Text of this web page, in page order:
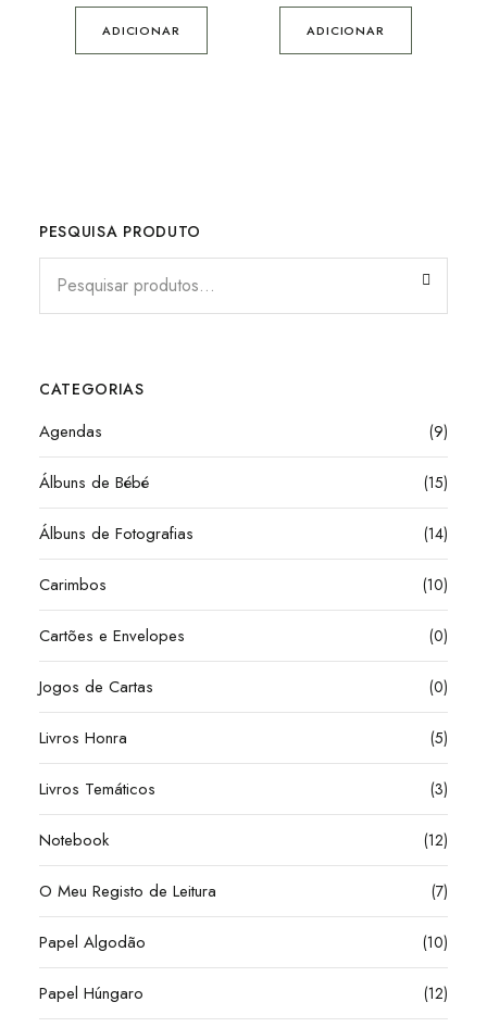
ADICIONAR ADICIONAR
PESQUISA PRODUTO
CATEGORIAS
Agendas (9)
Álbuns de Bébé (15)
Álbuns de Fotografias (14)
Carimbos (10)
Cartões e Envelopes (0)
Jogos de Cartas (0)
Livros Honra (5)
Livros Temáticos (3)
Notebook (12)
O Meu Registo de Leitura (7)
Papel Algodão (10)
Papel Húngaro (12)